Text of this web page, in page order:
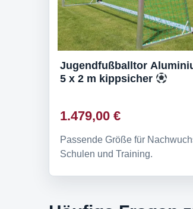
Jugendfußballtor
5 x 2 m kippsicher
1.479,00 €
Passende Größe für
Schulen und Training.